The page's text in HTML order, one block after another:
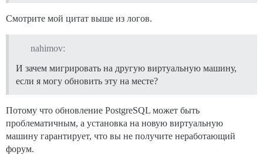
Смотрите мой цитат выше из логов.
nahimov:
И зачем мигрировать на другую виртуальную машину,
если я могу обновить эту на месте?
Потому что обновление PostgreSQL может быть
проблематичным, а установка на новую виртуальную
машину гарантирует, что вы не получите неработающий
форум.